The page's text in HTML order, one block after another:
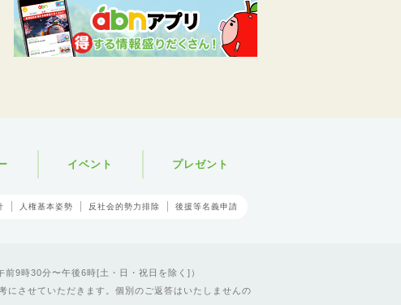
イベント プレゼント
人権基本姿勢 反社会的勢力排除 後援等名義申請
9時30分〜午後6時[土・日・祝日を除く]）
にさせていただきます。個別のご返答はいたしませんの